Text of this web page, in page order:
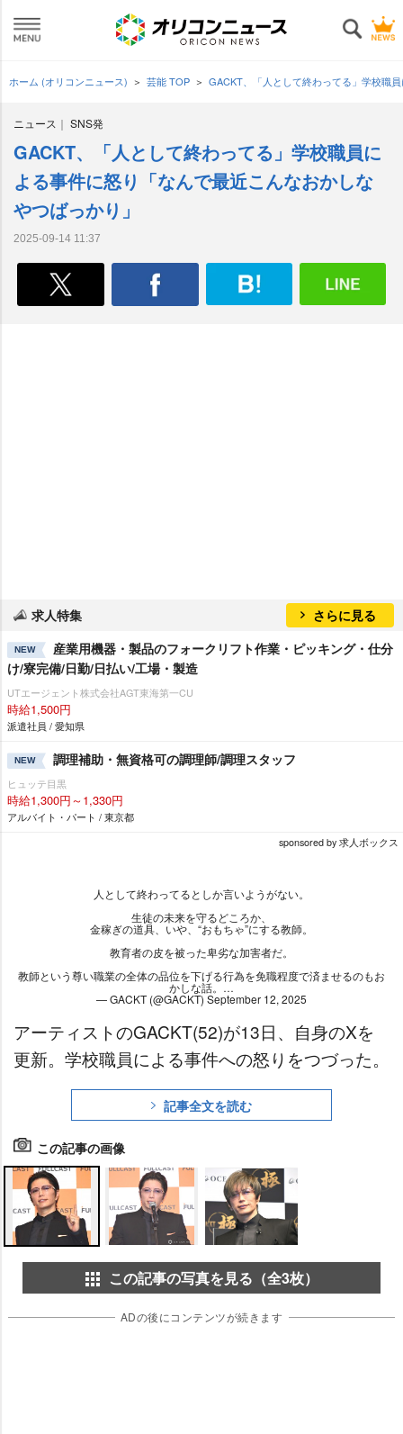
ホーム (オリコンニュース) 芸能 TOP GACKT、「人として終わってる」学校職
ニュース SNS発
GACKT、「人として終わってる」学校職員に
よる事件に怒り「なんで最近こんなおかしな
つばっかり」
2025-09-14 11:37
求人特集 さらに見る
NEW
産業用機器・製品のフォークリフト作業・ピッキング・仕分
け/寮完備/日勤/日払い/工場・製造
UTエージェント株式会社AGT東海第一CU
時給1,500円
派遣社員 / 愛知県
NEW 調理補助・無資格可の調理師/調理スタッフ
ヒュッテ目黒
時給1,300円～1,330円
アルバイト・パート / 東京都
sponsored by 求人ボックス
人として終わってるとしか言いようがない。
生徒の未来を守るどころか、
金稼ぎの道具、いや、“おもちゃ”にする教師。
教育者の皮を被った卑劣な加害者だ。
教師という尊い職業の全体の品位を下げる行為を免職程度で済ませるのもお
かしな話。…
— GACKT (@GACKT)September 12, 2025
アーティストのGACKT(52)が13日、自身のXを
更新。学校職員による事件への怒りをつづった。
記事全文を読む
この記事の画像
この記事の写真を見る（全3枚）
ADの後にコンテンツが続きます